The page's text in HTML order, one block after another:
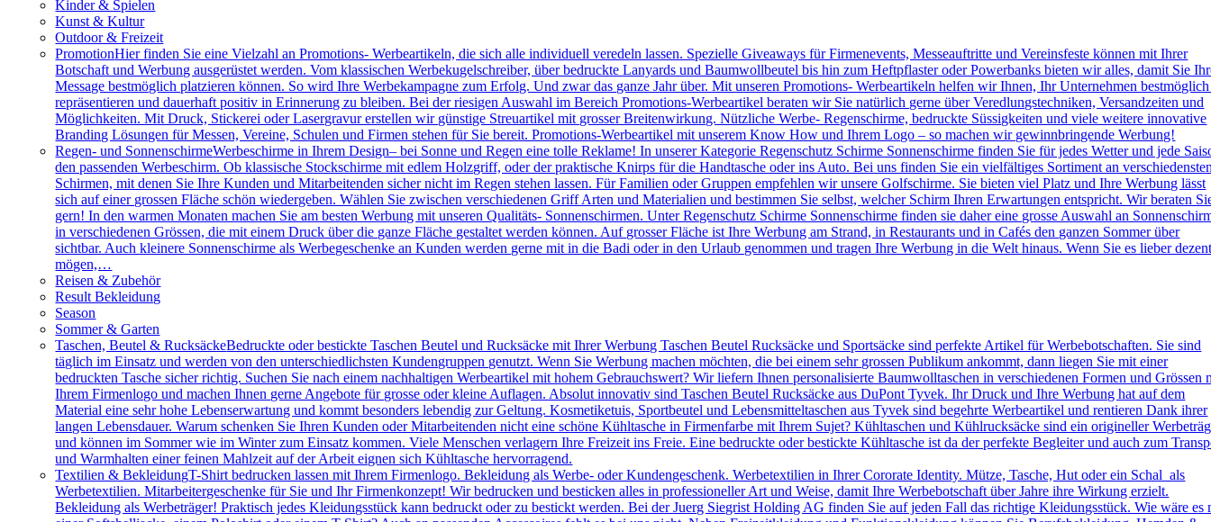
Kinder & Spielen
Kunst & Kultur
Outdoor & Freizeit
PromotionHier finden Sie eine Vielzahl an Promotions- Werbeartikeln, die sich alle individuell veredeln lassen. Spezielle Giveaways für Firmenevents, Messeauftritte und Vereinsfeste können mit Ihrer
Botschaft und Werbung ausgerüstet werden. Vom klassischen Werbekugelschreiber, über bedruckte Lanyards und Baumwollbeutel bis hin zum Heftpflaster oder Powerbanks bieten wir alles, damit Sie
Message bestmöglich platzieren können. So wird Ihre Werbekampagne zum Erfolg. Und zwar das ganze Jahr über. Mit unseren Promotions- Werbeartikeln helfen wir Ihnen, Ihr Unternehmen
repräsentieren und dauerhaft positiv in Erinnerung zu bleiben. Bei der riesigen Auswahl im Bereich Promotions-Werbeartikel beraten wir Sie natürlich gerne über Veredlungstechniken, Versandzeiten und
Möglichkeiten. Mit Druck, Stickerei oder Lasergravur erstellen wir günstige Streuartikel mit grosser Breitenwirkung. Nützliche Werbe- Regenschirme, bedruckte Süssigkeiten und viele weitere innovative
Branding Lösungen für Messen, Vereine, Schulen und Firmen stehen für Sie bereit. Promotions-Werbeartikel mit unserem Know How und Ihrem Logo – so machen wir gewinnbringende Werbung!
Regen- und SonnenschirmeWerbeschirme in Ihrem Design– bei Sonne und Regen eine tolle Reklame! In unserer Kategorie Regenschutz Schirme Sonnenschirme finden Sie für jedes Wetter und jede
den passenden Werbeschirm. Ob klassische Stockschirme mit edlem Holzgriff, oder der praktische Knirps für die Handtasche oder ins Auto. Bei uns finden Sie ein vielfältiges Sortiment an
Schirmen, mit denen Sie Ihre Kunden und Mitarbeitenden sicher nicht im Regen stehen lassen. Für Familien oder Gruppen empfehlen wir unsere Golfschirme. Sie bieten viel Platz und Ihre Werbung lässt
sich auf einer grossen Fläche schön wiedergeben. Wählen Sie zwischen verschiedenen Griff Arten und Materialien und bestimmen Sie selbst, welcher Schirm Ihren Erwartungen entspricht. Wir beraten
gern! In den warmen Monaten machen Sie am besten Werbung mit unseren Qualitäts- Sonnenschirmen. Unter Regenschutz Schirme Sonnenschirme finden sie daher eine grosse Auswahl an
in verschiedenen Grössen, die mit einem Druck über die ganze Fläche gestaltet werden können. Auf grosser Fläche ist Ihre Werbung am Strand, in Restaurants und in Cafés den ganzen Sommer über
sichtbar. Auch kleinere Sonnenschirme als Werbegeschenke an Kunden werden gerne mit in die Badi oder in den Urlaub genommen und tragen Ihre Werbung in die Welt hinaus. Wenn Sie es lieber
mögen,…
Reisen & Zubehör
Result Bekleidung
Season
Sommer & Garten
Taschen, Beutel & RucksäckeBedruckte oder bestickte Taschen Beutel und Rucksäcke mit Ihrer Werbung Taschen Beutel Rucksäcke und Sportsäcke sind perfekte Artikel für Werbebotschaften. Sie sind
täglich im Einsatz und werden von den unterschiedlichsten Kundengruppen genutzt. Wenn Sie Werbung machen möchten, die bei einem sehr grossen Publikum ankommt, dann liegen Sie mit einer
bedruckten Tasche sicher richtig. Suchen Sie nach einem nachhaltigen Werbeartikel mit hohem Gebrauchswert? Wir liefern Ihnen personalisierte Baumwolltaschen in verschiedenen Formen und Grössen
Ihrem Firmenlogo und machen Ihnen gerne Angebote für grosse oder kleine Auflagen. Absolut innovativ sind Taschen Beutel Rucksäcke aus DuPont Tyvek. Ihr Druck und Ihre Werbung hat auf dem
Material eine sehr hohe Lebenserwartung und kommt besonders lebendig zur Geltung. Kosmetiketuis, Sportbeutel und Lebensmitteltaschen aus Tyvek sind begehrte Werbeartikel und rentieren Dank ihrer
langen Lebensdauer. Warum schenken Sie Ihren Kunden oder Mitarbeitenden nicht eine schöne Kühltasche in Firmenfarbe mit Ihrem Sujet? Kühltaschen und Kühlrucksäcke sind ein origineller
und können im Sommer wie im Winter zum Einsatz kommen. Viele Menschen verlagern Ihre Freizeit ins Freie. Eine bedruckte oder bestickte Kühltasche ist da der perfekte Begleiter und auch zum
und Warmhalten einer feinen Mahlzeit auf der Arbeit eignen sich Kühltasche hervorragend.
Textilien & BekleidungT-Shirt bedrucken lassen mit Ihrem Firmenlogo. Bekleidung als Werbe- oder Kundengeschenk. Werbetextilien in Ihrer Cororate Identity. Mütze, Tasche, Hut oder ein Schal als
Werbetextilien. Mitarbeitergeschenke für Sie und Ihr Firmenkonzept! Wir bedrucken und besticken alles in professioneller Art und Weise, damit Ihre Werbebotschaft über Jahre ihre Wirkung erzielt.
Bekleidung als Werbeträger! Praktisch jedes Kleidungsstück kann bedruckt oder zu bestickt werden. Bei der Juerg Siegrist Holding AG finden Sie auf jeden Fall das richtige Kleidungsstück. Wie wäre es